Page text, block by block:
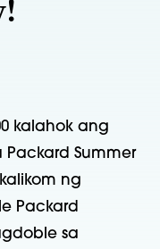
kalahok ang
Packard Summer
ng
Packard
sa